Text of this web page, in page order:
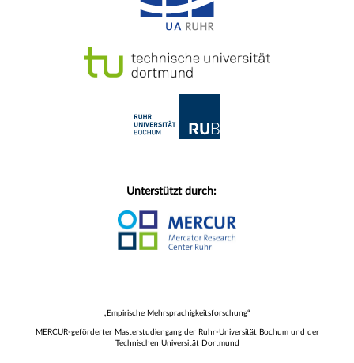
Unterstützt durch:
„Empirische Mehrsprachigkeitsforschung“
MERCUR-geförderter Masterstudiengang der Ruhr-Universität Bochum und der
Technischen Universität Dortmund